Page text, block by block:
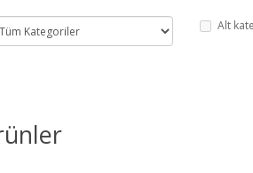
Alt